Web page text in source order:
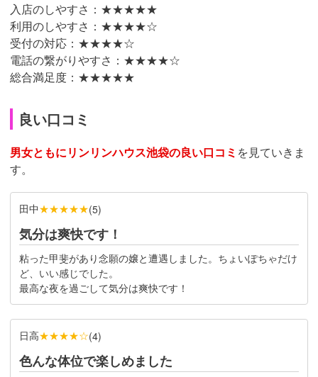
入店のしやすさ：★★★★★
利用のしやすさ：★★★★☆
受付の対応：★★★★☆
電話の繋がりやすさ：★★★★☆
総合満足度：★★★★★
良い口コミ
男女ともにリンリンハウス池袋の良い口コミ を見ていきま
す。
田中★★★★★(5)
気分は爽快です！
粘った甲斐があり念願の嬢と遭遇しました。ちょいぽちゃだけ
ど、いい感じでした。
最高な夜を過ごして気分は爽快です！
日高★★★★☆(4)
色んな体位で楽しめました